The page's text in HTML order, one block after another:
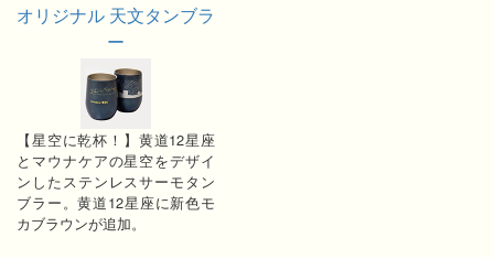
オリジナル 天文タンブラ
ー
【星空に乾杯！】黄道12星座
とマウナケアの星空をデザイ
ンしたステンレスサーモタン
ブラー。黄道12星座に新色モ
カブラウンが追加。